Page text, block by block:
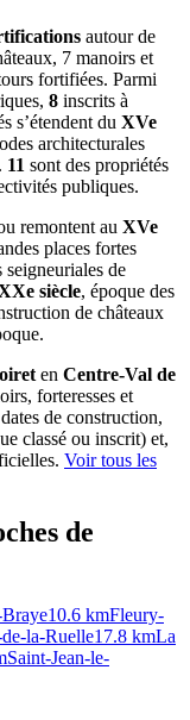
autour de
7 manoirs et
fortifiées. Parmi
8 inscrits à
s’étendent du XVe
architecturales
11 sont des propriétés
publiques.
remontent au XVe
places fortes
seigneuriales de
siècle, époque des
de châteaux
en Centre-Val de
forteresses et
de construction,
classé ou inscrit) et,
Voir tous les
de
Braye10.6 kmFleury-
la-Ruelle17.8 kmLa
Saint-Jean-le-